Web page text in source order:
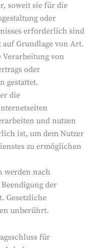
soweit sie für die
oder
erforderlich sind
auf Grundlage von Art.
Verarbeitung von
oder
gestattet.
die
und nutzen
ist, um dem Nutzer
zu ermöglichen
werden nach
der
Gesetzliche
unberührt.
für